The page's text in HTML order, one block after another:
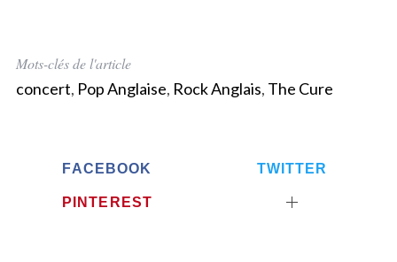
Mots-clés de l'article
concert, Pop Anglaise, Rock Anglais, The Cure
FACEBOOK TWITTER
PINTEREST